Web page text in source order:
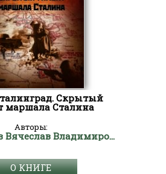
Скрытый
маршала Сталина
Авторы:
Меньшиков Вячеслав Владимирович
О КНИГЕ